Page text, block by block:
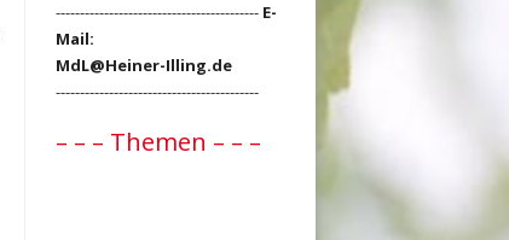
------------------------------------------ E-
Mail:
MdL@Heiner-Illing.de
------------------------------------------
– – – Themen – – –